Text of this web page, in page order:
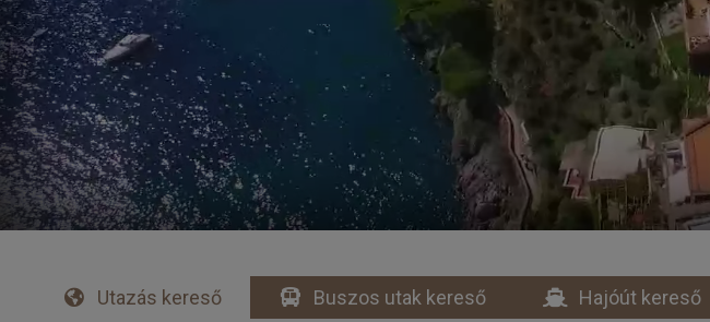
Utazás kereső Buszos utak kereső Hajóút kereső